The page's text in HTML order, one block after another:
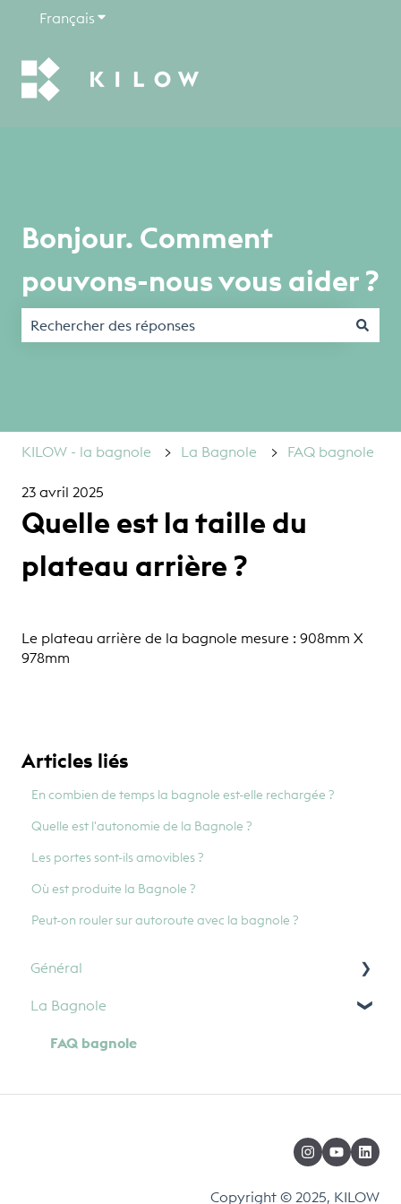
Français Afficher le sous-menu pour les traductions
Bonjour. Comment
pouvons-nous vous aider ?
KILOW - la bagnole La Bagnole FAQ bagnole
23 avril 2025
Quelle est la taille du
plateau arrière ?
Le plateau arrière de la bagnole mesure : 908mm X
978mm
Articles liés
En combien de temps la bagnole est-elle rechargée ?
Quelle est l'autonomie de la Bagnole ?
Les portes sont-ils amovibles ?
Où est produite la Bagnole ?
Peut-on rouler sur autoroute avec la bagnole ?
Général
Paiement
La Bagnole
FAQ bagnole
Copyright © 2025, KILOW